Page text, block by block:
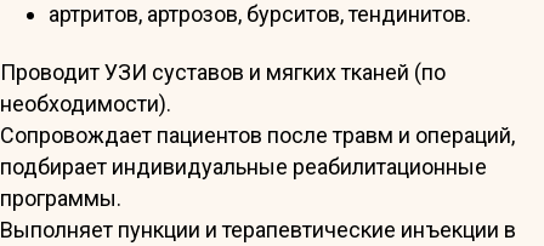
артритов, артрозов, бурситов, тендинитов.
Проводит УЗИ суставов и мягких тканей (по
необходимости).
Сопровождает пациентов после травм и операций,
подбирает индивидуальные реабилитационные
программы.
Выполняет пункции и терапевтические инъекции в